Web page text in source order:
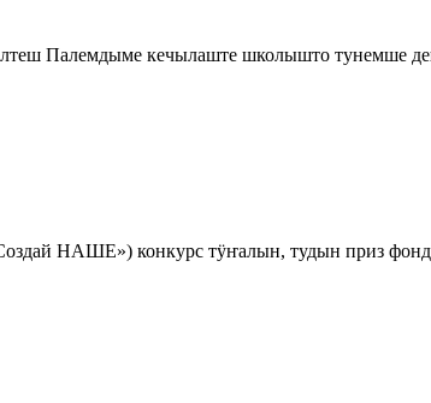
Палемдыме кечылаште школышто тунемше
НАШЕ») конкурс тӱҥалын, тудын приз